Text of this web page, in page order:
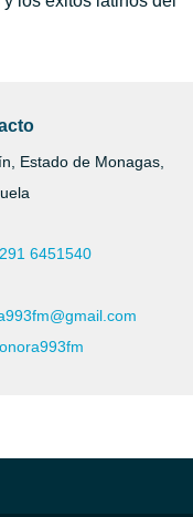
Estado de Monagas,
6451540